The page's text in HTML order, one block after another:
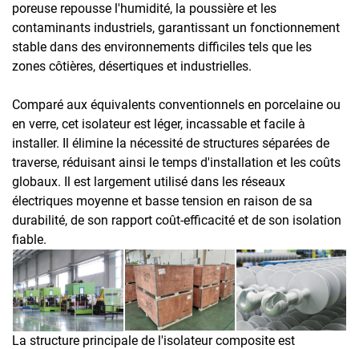
poreuse repousse l'humidité, la poussière et les
contaminants industriels, garantissant un fonctionnement
stable dans des environnements difficiles tels que les
zones côtières, désertiques et industrielles.
Comparé aux équivalents conventionnels en porcelaine ou
en verre, cet isolateur est léger, incassable et facile à
installer. Il élimine la nécessité de structures séparées de
traverse, réduisant ainsi le temps d'installation et les coûts
globaux. Il est largement utilisé dans les réseaux
électriques moyenne et basse tension en raison de sa
durabilité, de son rapport coût-efficacité et de son isolation
fiable.
La structure principale de l'isolateur composite est